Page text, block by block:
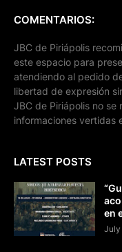
COMENTARIOS:
JBC de Piriápolis
este espacio para
atendiendo al pedido
libertad de expresión
JBC de Piriápolis no se
informaciones vertidas
LATEST POSTS
en
July